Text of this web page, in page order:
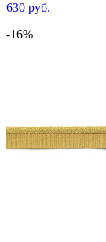
630 руб.
-16%